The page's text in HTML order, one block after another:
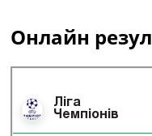
Онлайн